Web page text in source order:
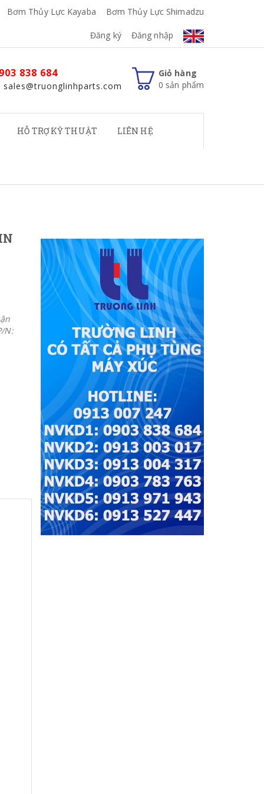
Bơm Thủy Lực Kayaba Bơm Thủy Lực Shimadzu
Đăng ký Đăng nhập
Giỏ hàng
0 sản phẩm
838 684
sales@truonglinhparts.com
HỖ TRỢ KỸ THUẬT LIÊN HỆ
N: